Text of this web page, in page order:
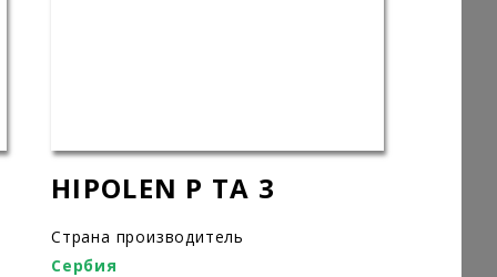
HIPOLEN P TA 3
Страна производитель
Сербия